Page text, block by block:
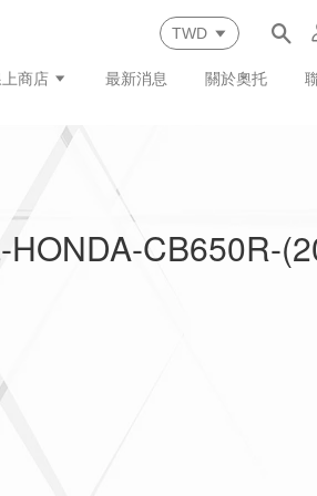
商店 最新消息 關於奧托
CB650R-